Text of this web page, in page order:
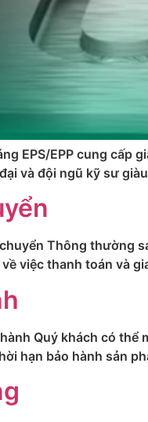
EPS/EPP cung cấp
và đội ngũ kỹ sư
Thông thường
việc thanh toán và
Quý khách có
hạn bảo hành sản